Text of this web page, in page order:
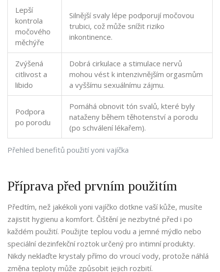
Přehled benefitů použití yoni vajíčka
Lepší
kontrola
močového
měchýře
Silnější svaly lépe podporují močovou
trubici, což může snížit riziko
inkontinence.
Zvýšená
citlivost a
libido
Dobrá cirkulace a stimulace nervů
mohou vést k intenzivnějším orgasmům
a vyššímu sexuálnímu zájmu.
Podpora
po porodu
Pomáhá obnovit tón svalů, které byly
nataženy během těhotenství a porodu
(po schválení lékařem).
Příprava před prvním použitím
Předtím, než jakékoli yoni vajíčko dotkne vaší kůže, musíte
zajistit hygienu a komfort. Čištění je nezbytné před i po
každém použití. Použijte teplou vodu a jemné mýdlo nebo
speciální dezinfekční roztok určený pro intimní produkty.
Nikdy neklaďte krystaly přímo do vroucí vody, protože náhlá
změna teploty může způsobit jejich rozbití.